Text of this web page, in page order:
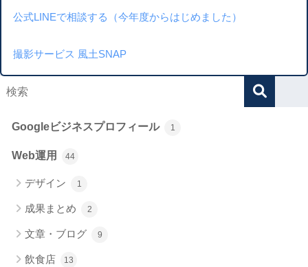
公式LINEで相談する（今年度からはじめました）
撮影サービス 風土SNAP
Googleビジネスプロフィール 1
Web運用 44
デザイン 1
成果まとめ 2
文章・ブログ 9
飲食店 13